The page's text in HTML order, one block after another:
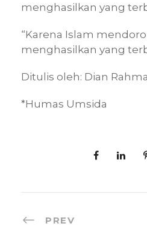
menghasilkan yang
“Karena Islam
menghasilkan yang
Ditulis oleh: Dian
*Humas Umsida
PREV